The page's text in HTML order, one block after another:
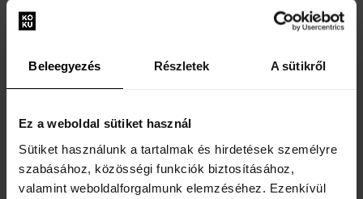
Beleegyezés Részletek A sütikről
Ez a weboldal sütiket használ
Sütiket használunk a tartalmak és hirdetések személyre
szabásához, közösségi funkciók biztosításához,
valamint weboldalforgalmunk elemzéséhez. Ezenkívül
Elküldjük 08.09.
79990 Ft 59960 Ft